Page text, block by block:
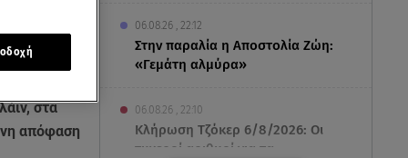
06.08.26 , 22:12
Στην παραλία η Αποστολία Ζώη:
«Γεμάτη αλμύρα»
06.08.26 , 22:10
Κλήρωση Τζόκερ 6/8/2026: Οι
τυχεροί αριθμοί για τα
που
στα
απόφαση